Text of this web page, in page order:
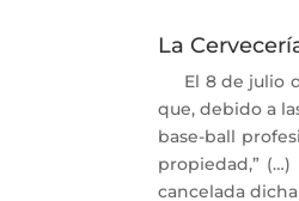
La
El 8 de julio
que, debido a
base-ball
propiedad,”
cancelada